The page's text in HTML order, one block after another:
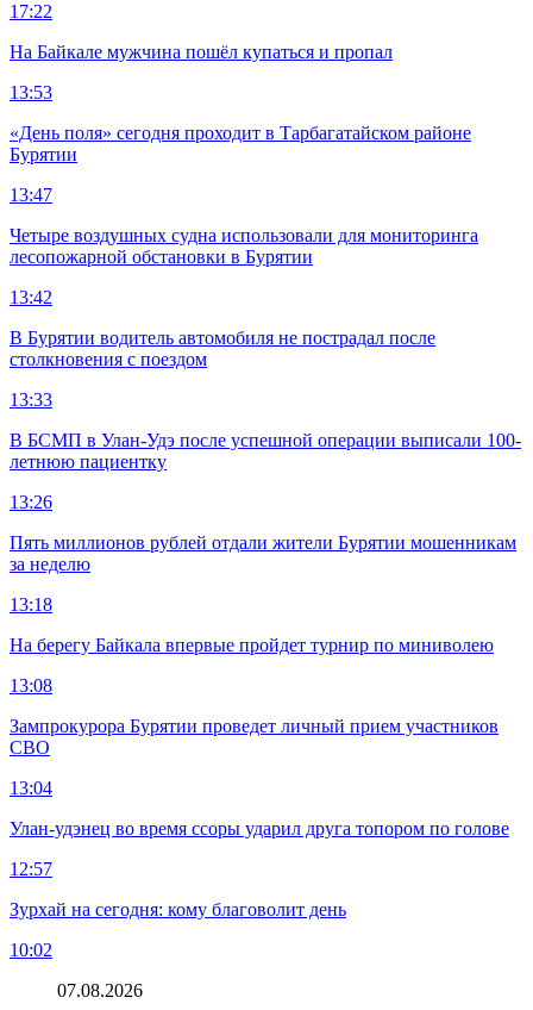
17:22
На Байкале мужчина пошёл купаться и пропал
13:53
«День поля» сегодня проходит в Тарбагатайском районе
Бурятии
13:47
Четыре воздушных судна использовали для мониторинга
лесопожарной обстановки в Бурятии
13:42
В Бурятии водитель автомобиля не пострадал после
столкновения с поездом
13:33
В БСМП в Улан-Удэ после успешной операции выписали 100-
летнюю пациентку
13:26
Пять миллионов рублей отдали жители Бурятии мошенникам
за неделю
13:18
На берегу Байкала впервые пройдет турнир по миниволею
13:08
Зампрокурора Бурятии проведет личный прием участников
СВО
13:04
Улан-удэнец во время ссоры ударил друга топором по голове
12:57
Зурхай на сегодня: кому благоволит день
10:02
07.08.2026